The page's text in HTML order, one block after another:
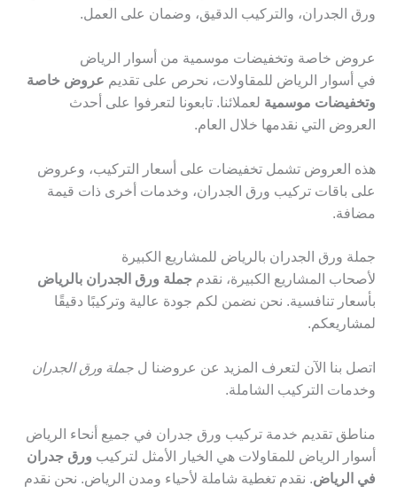
ورق الجدران، والتركيب الدقيق، وضمان على العمل.
عروض خاصة وتخفيضات موسمية من أسوار الرياض
في أسوار الرياض للمقاولات، نحرص على تقديم عروض خاصة
وتخفيضات موسمية لعملائنا. تابعونا لتعرفوا على أحدث
العروض التي نقدمها خلال العام.
هذه العروض تشمل تخفيضات على أسعار التركيب، وعروض
على باقات تركيب ورق الجدران، وخدمات أخرى ذات قيمة
مضافة.
جملة ورق الجدران بالرياض للمشاريع الكبيرة
لأصحاب المشاريع الكبيرة، نقدم جملة ورق الجدران بالرياض
بأسعار تنافسية. نحن نضمن لكم جودة عالية وتركيبًا دقيقًا
لمشاريعكم.
اتصل بنا الآن لتعرف المزيد عن عروضنا ل جملة ورق الجدران
وخدمات التركيب الشاملة.
مناطق تقديم خدمة تركيب ورق جدران في جميع أنحاء الرياض
أسوار الرياض للمقاولات هي الخيار الأمثل لتركيب ورق جدران
في الرياض. نقدم تغطية شاملة لأحياء ومدن الرياض. نحن نقدم